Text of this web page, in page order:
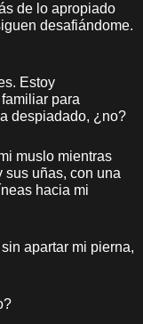
de lo apropiado
desafiándome.
Estoy
para
despiadado, ¿no?
muslo mientras
sus uñas, con una
hacia mi
apartar mi pierna,